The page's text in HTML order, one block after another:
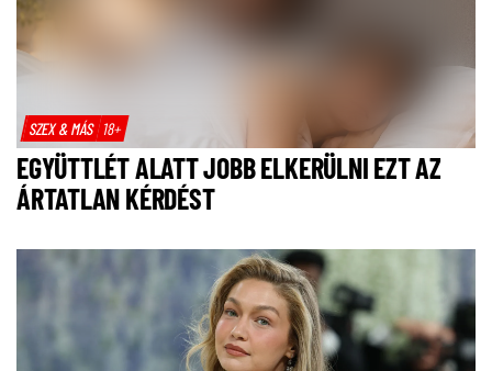
SZEX & MÁS 18+
EGYÜTTLÉT ALATT JOBB ELKERÜLNI EZT AZ
ÁRTATLAN KÉRDÉST